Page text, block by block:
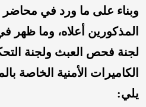
وبناء على ما ورد في
المذكورين أعلاه، وما ظهر
لجنة فحص العبث ولجنة
الكاميرات الأمنية الخاصة
يلي: